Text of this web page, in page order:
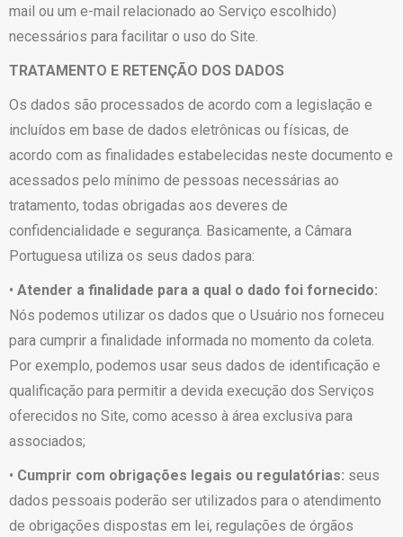
mail ou um e-mail relacionado ao Serviço escolhido)
necessários para facilitar o uso do Site.
TRATAMENTO E RETENÇÃO DOS DADOS
Os dados são processados de acordo com a legislação e
incluídos em base de dados eletrônicas ou físicas, de
acordo com as finalidades estabelecidas neste documento e
acessados pelo mínimo de pessoas necessárias ao
tratamento, todas obrigadas aos deveres de
confidencialidade e segurança. Basicamente, a Câmara
Portuguesa utiliza os seus dados para:
• Atender a finalidade para a qual o dado foi fornecido:
Nós podemos utilizar os dados que o Usuário nos forneceu
para cumprir a finalidade informada no momento da coleta.
Por exemplo, podemos usar seus dados de identificação e
qualificação para permitir a devida execução dos Serviços
oferecidos no Site, como acesso à área exclusiva para
associados;
• Cumprir com obrigações legais ou regulatórias: seus
dados pessoais poderão ser utilizados para o atendimento
de obrigações dispostas em lei, regulações de órgãos